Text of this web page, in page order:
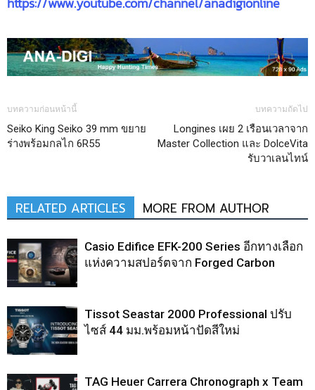
บทความก่อนหน้านี้
Seiko King Seiko 39 mm ขยาย
ร่างพร้อมกลไก 6R55
บทความถัดไป
Longines เผย 2 เรือนเวลาจาก
Master Collection และ DolceVita
รับวาเลนไทน์
RELATED ARTICLES MORE FROM AUTHOR
Casio Edifice EFK-200 Series อีกทางเลือก
แห่งความสปอร์ตจาก Forged Carbon
Tissot Seastar 2000 Professional ปรับ
ไซส์ 44 มม.พร้อมหน้าปัดสีใหม่
TAG Heuer Carrera Chronograph x Team